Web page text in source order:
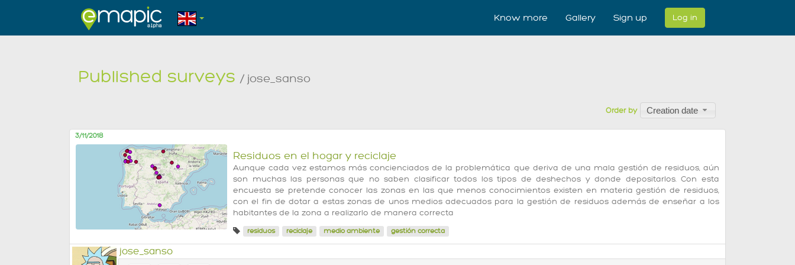
Know more Gallery Sign up Log in
Published surveys / jose_sanso
Order by Creation date
3/11/2018
Residuos en el hogar y reciclaje
Aunque cada vez estamos más concienciados de la problemática que deriva de una mala gestión de residuos, aún
son muchas las personas que no saben clasificar todos los tipos de deshechos y donde depositarlos. Con esta
encuesta se pretende conocer las zonas en las que menos conocimientos existen en materia gestión de residuos,
con el fin de dotar a estas zonas de unos medios adecuados para la gestión de residuos además de enseñar a los
habitantes de la zona a realizarlo de manera correcta
residuos reciclaje medio ambiente gestión correcta
jose_sanso